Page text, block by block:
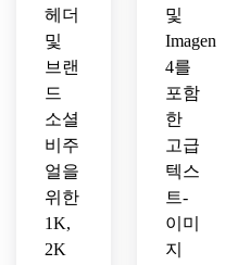
헤더
및
브랜
드
소셜
비주
얼을
위한
1K,
2K
및
Imagen
4를
포함
한
고급
텍스
트-
이미
지